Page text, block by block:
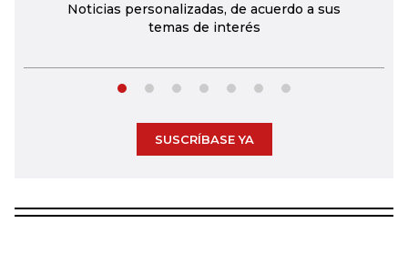
Noticias personalizadas, de acuerdo a sus
temas de interés
SUSCRÍBASE YA